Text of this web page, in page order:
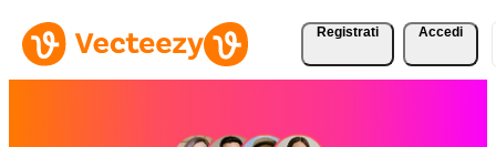
Registrati Accedi